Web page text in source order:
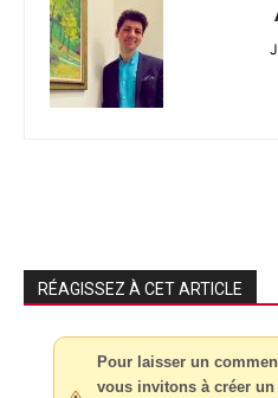
RÉAGISSEZ À CET ARTICLE
Pour laisser un
vous invitons à créer